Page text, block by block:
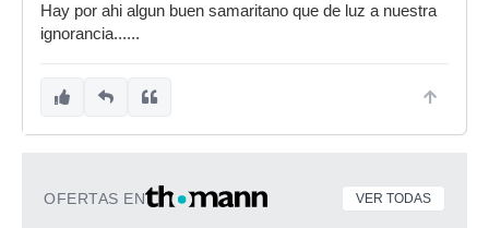
Hay por ahi algun buen samaritano que de luz a nuestra
ignorancia......
OFERTAS EN VER TODAS